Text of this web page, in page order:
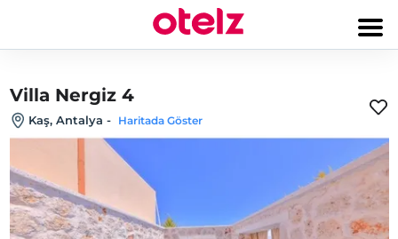
Villa Nergiz 4
Kaş, Antalya - Haritada Göster